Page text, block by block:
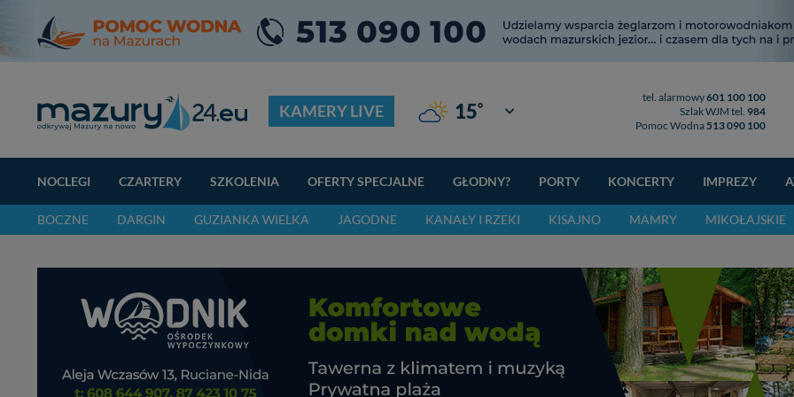
KAMERY LIVE 15° Giżycko
tel. alarmowy601 100 100
Szlak WJM tel. 984
Pomoc Wodna 513 090 100
NOCLEGI CZARTERY SZKOLENIA OFERTY SPECJALNE GŁODNY? PORTY KONCERTY IMPREZY
BOCZNE DARGIN GUZIANKA WIELKA JAGODNE KANAŁY I RZEKI KISAJNO MAMRY MIKOŁAJSKIE